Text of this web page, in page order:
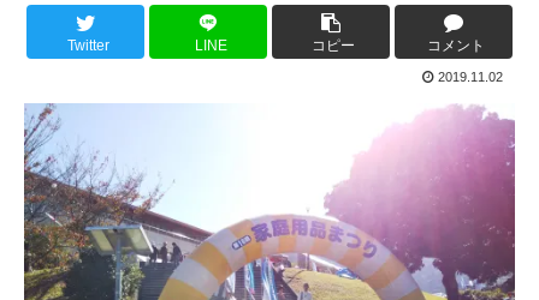
Twitter LINE コピー コメント
2019.11.02